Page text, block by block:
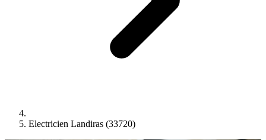
Electricien Landiras (33720)